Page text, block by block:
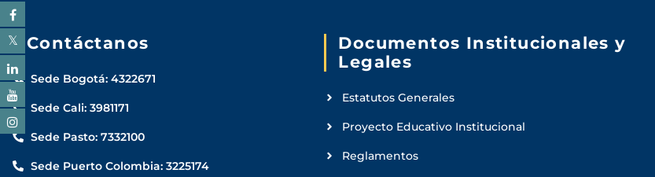
Contáctanos
Sede Bogotá: 4322671
Sede Cali: 3981171
Sede Pasto: 7332100
Sede Puerto Colombia: 3225174
Documentos Institucionales y
Legales
Estatutos Generales
Proyecto Educativo Institucional
Reglamentos